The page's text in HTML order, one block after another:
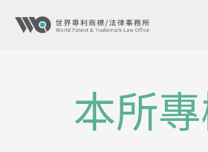
本所